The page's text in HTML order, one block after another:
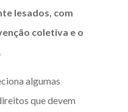
lesados, com
coletiva e o
algumas
que devem